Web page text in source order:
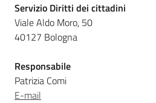
Servizio Diritti dei cittadini
Viale Aldo Moro, 50
40127 Bologna
Responsabile
Patrizia Comi
E-mail